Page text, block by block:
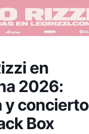
en
2026:
y concierto
Box